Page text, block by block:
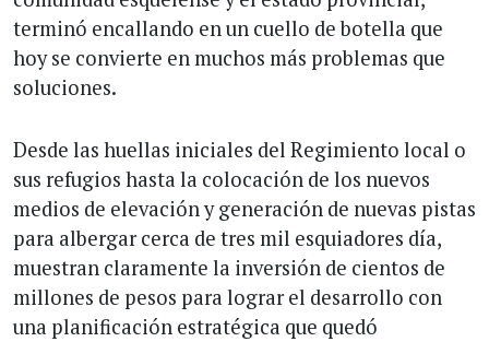
terminó encallando en un cuello de botella que
hoy se convierte en muchos más problemas que
soluciones.
Desde las huellas iniciales del Regimiento local o
sus refugios hasta la colocación de los nuevos
medios de elevación y generación de nuevas pistas
para albergar cerca de tres mil esquiadores día,
muestran claramente la inversión de cientos de
millones de pesos para lograr el desarrollo con
una planificación estratégica que quedó